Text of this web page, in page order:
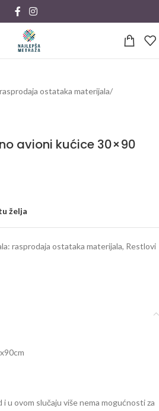
ostataka materijala/
avioni kućice 30×90
želja
rasprodaja ostataka materijala, Restlovi
u ovom slučaju više nema mogućnosti za